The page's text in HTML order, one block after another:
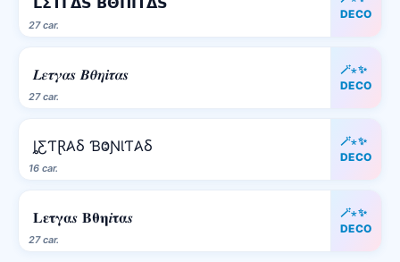
27 car.
DECO
27 car.
𝑳𝜺𝝉𝜸𝜶𝒔 𝜝𝜽𝜼𝒊𝝉𝜶𝒔
🪄⋆✨
DECO
16 car.
ȴƸƬⱤ𐤠Ⳝ ƁⰙƝƖƬ𐤠Ⳝ
🪄⋆✨
DECO
27 car.
𝐋𝛆𝛕𝛄𝛂𝒔 𝚩𝛉𝛈𝒊𝛕𝛂𝒔
🪄⋆✨
DECO